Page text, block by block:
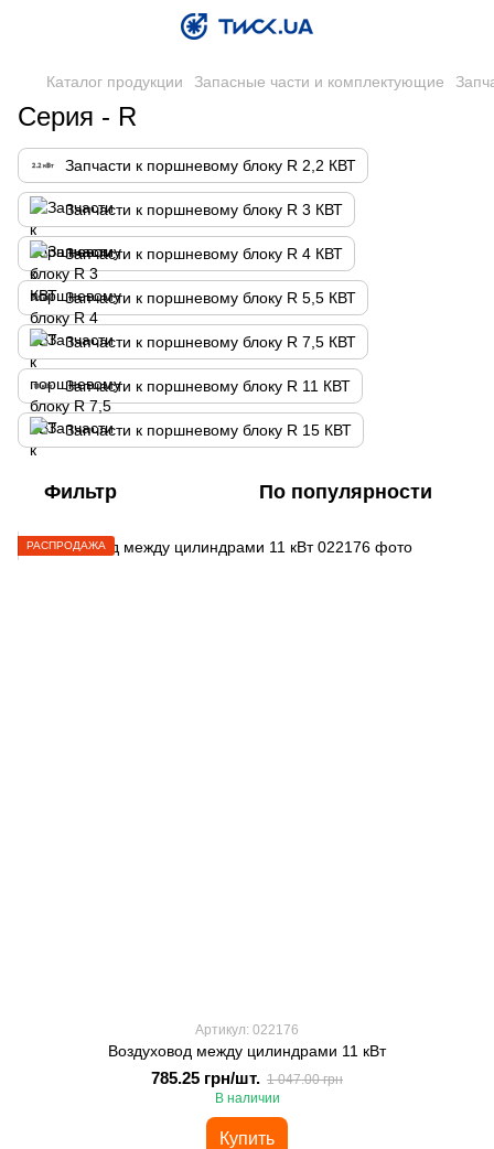
Каталог продукции Запасные части и комплектующие
Серия - R
Запчасти к поршневому блоку R 2,2 КВТ
Запчасти к поршневому блоку R 3 КВТ
Запчасти к поршневому блоку R 4 КВТ
Запчасти к поршневому блоку R 5,5 КВТ
Запчасти к поршневому блоку R 7,5 КВТ
Запчасти к поршневому блоку R 11 КВТ
Запчасти к поршневому блоку R 15 КВТ
Фильтр По популярности
РАСПРОДАЖА
Артикул: 022176
Воздуховод между цилиндрами 11 кВт
785.25 грн/шт. 1 047.00 грн
В наличии
Купить